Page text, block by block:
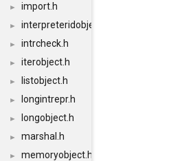
► import.h
► interpreteridobject.h
► intrcheck.h
► iterobject.h
► listobject.h
► longintrepr.h
► longobject.h
► marshal.h
► memoryobject.h